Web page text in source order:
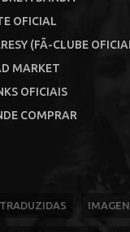
OFICIAL
(FÃ-CLUBE
MARKET
OFICIAIS
COMPRAR